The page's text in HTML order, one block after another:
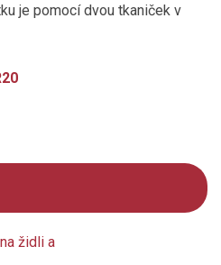
je pomocí dvou tkaniček v